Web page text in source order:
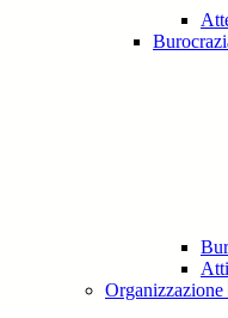
Organizzazione